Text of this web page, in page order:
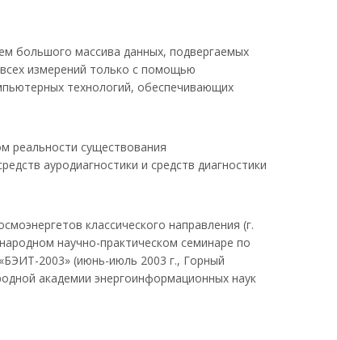
большого массива данных, подвергаемых
измерений только с помощью
технологий, обеспечивающих
реальности существования
ауродиагностики и средств диагностики
классического направления (г.
научно-практическом семинаре по
2003» (июнь-июль 2003 г., Горный
академии энергоинформационных наук